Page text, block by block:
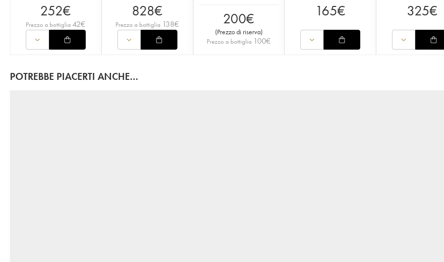
252€
Prezzo a bottiglia 42€
828€
Prezzo a bottiglia 138€ 200€
(Prezzo di riserva)
Prezzo a bottiglia 100€
165€ 325€
POTREBBE PIACERTI ANCHE…